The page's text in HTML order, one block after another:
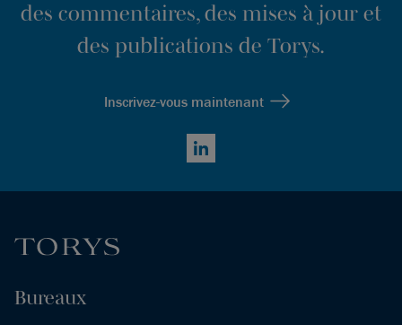
des commentaires, des mises à jour et
des publications de Torys.
Inscrivez-vous maintenant
LinkedIn
Bureaux